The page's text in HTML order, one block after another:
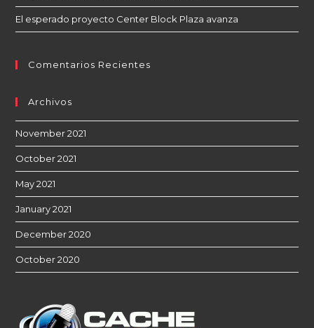
El esperado proyecto Center Block Plaza avanza
Comentarios Recientes
Archivos
November 2021
October 2021
May 2021
January 2021
December 2020
October 2020